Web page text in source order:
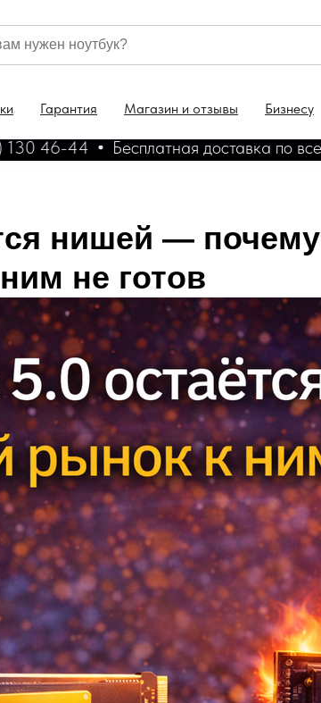
Гарантия Магазин и отзывы Бизнесу
Бесплатная доставка по всей России
нишей — почему
не готов